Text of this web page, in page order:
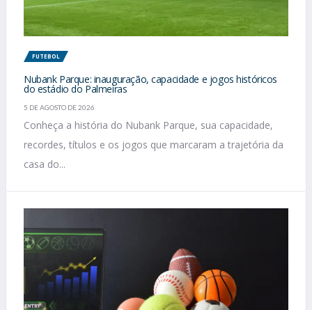
FUTEBOL
Nubank Parque: inauguração, capacidade e jogos históricos
do estádio do Palmeiras
5 DE AGOSTO DE 2026
Conheça a história do Nubank Parque, sua capacidade,
recordes, títulos e os jogos que marcaram a trajetória da
casa do...